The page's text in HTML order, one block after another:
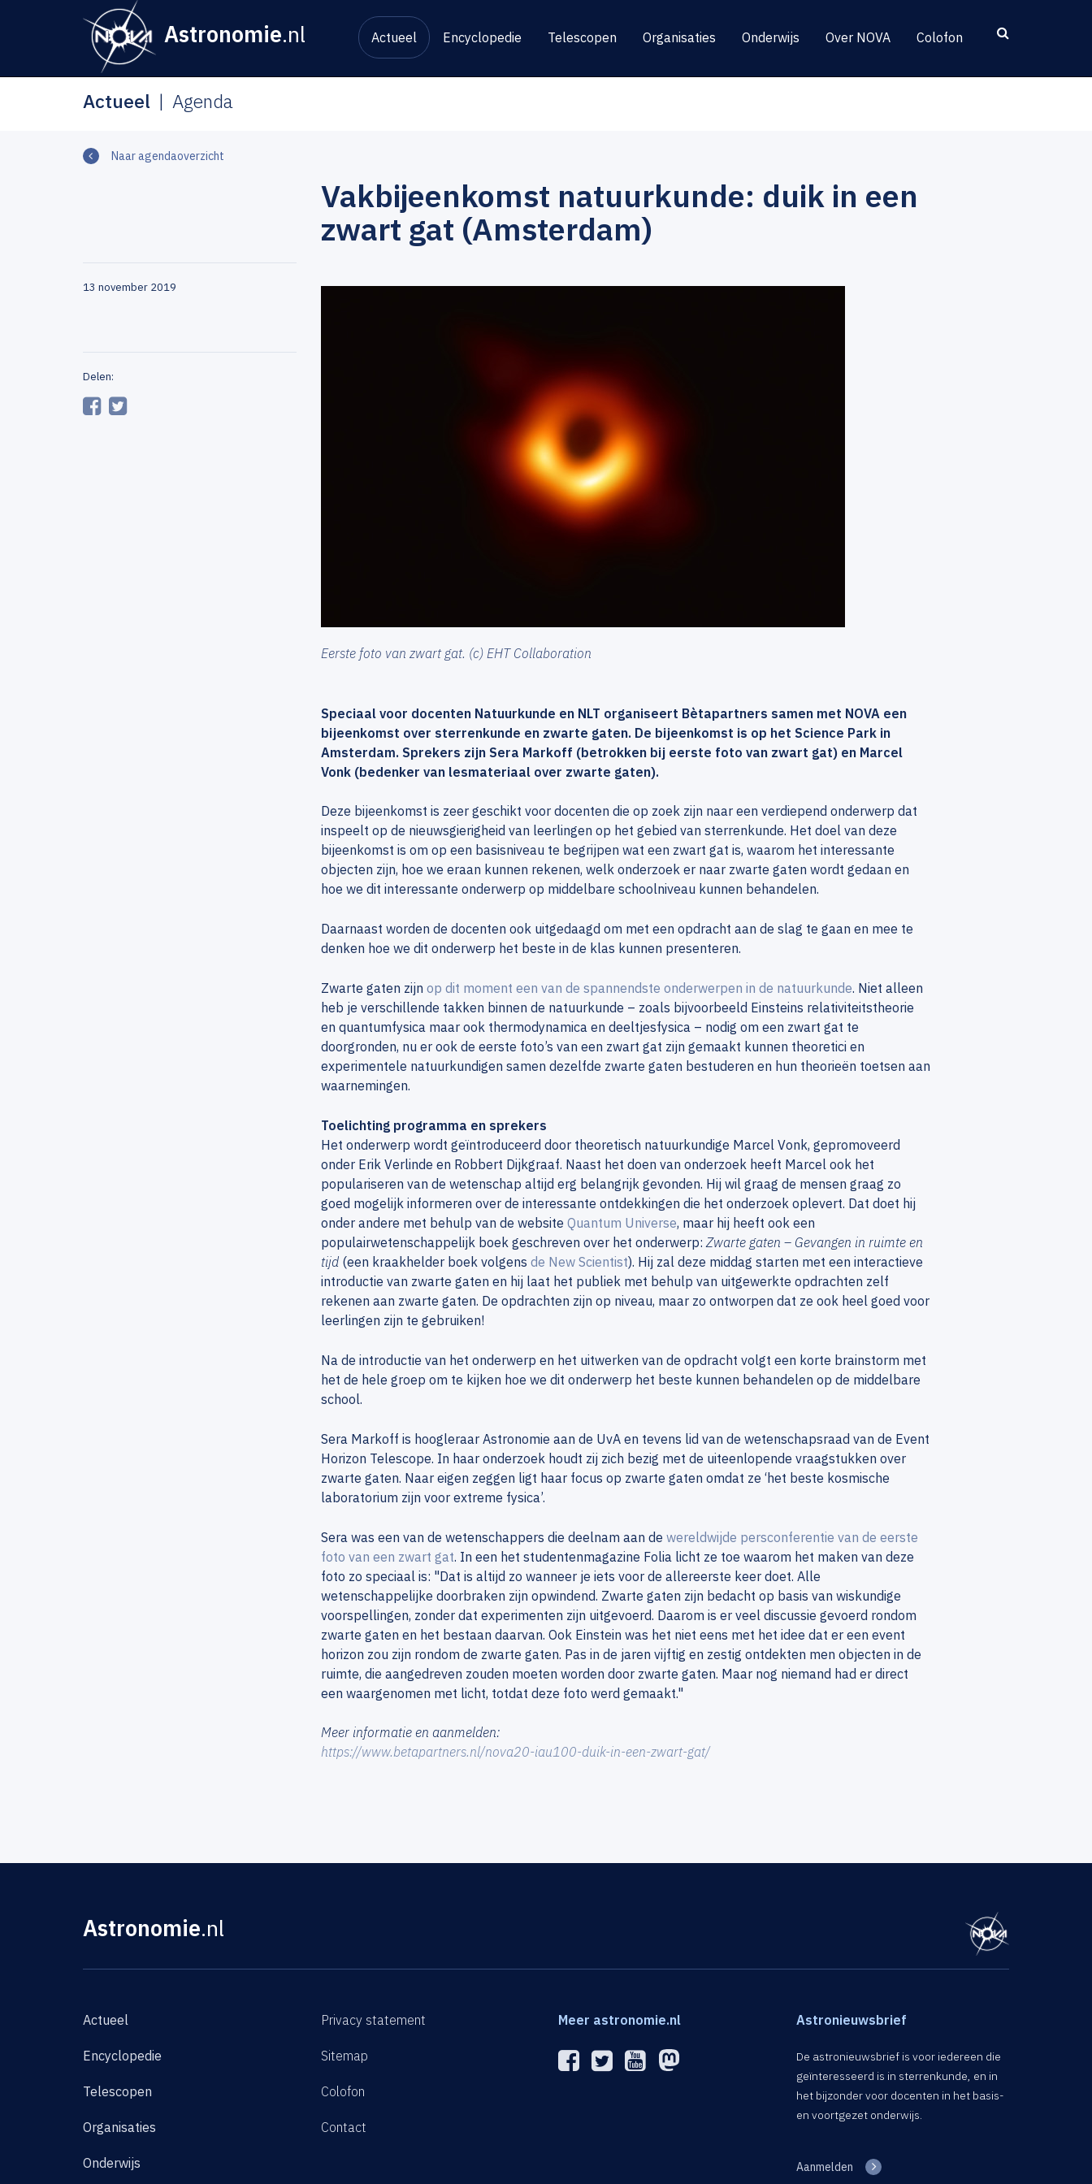
Astronomie.nl Actueel Encyclopedie Telescopen Organisaties Onderwijs Over NOVA Colofon
Actueel Agenda
Naar agendaoverzicht
13 november 2019
Delen:
Vakbijeenkomst natuurkunde: duik in een
zwart gat (Amsterdam)
Eerste foto van zwart gat. (c) EHT Collaboration
Speciaal voor docenten Natuurkunde en NLT organiseert Bètapartners samen met NOVA een
bijeenkomst over sterrenkunde en zwarte gaten. De bijeenkomst is op het Science Park in
Amsterdam. Sprekers zijn Sera Markoff (betrokken bij eerste foto van zwart gat) en Marcel
Vonk (bedenker van lesmateriaal over zwarte gaten).
Deze bijeenkomst is zeer geschikt voor docenten die op zoek zijn naar een verdiepend onderwerp dat
inspeelt op de nieuwsgierigheid van leerlingen op het gebied van sterrenkunde. Het doel van deze
bijeenkomst is om op een basisniveau te begrijpen wat een zwart gat is, waarom het interessante
objecten zijn, hoe we eraan kunnen rekenen, welk onderzoek er naar zwarte gaten wordt gedaan en
hoe we dit interessante onderwerp op middelbare schoolniveau kunnen behandelen.
Daarnaast worden de docenten ook uitgedaagd om met een opdracht aan de slag te gaan en mee te
denken hoe we dit onderwerp het beste in de klas kunnen presenteren.
Zwarte gaten zijn op dit moment een van de spannendste onderwerpen in de natuurkunde. Niet alleen
heb je verschillende takken binnen de natuurkunde – zoals bijvoorbeeld Einsteins relativiteitstheorie
en quantumfysica maar ook thermodynamica en deeltjesfysica – nodig om een zwart gat te
doorgronden, nu er ook de eerste foto’s van een zwart gat zijn gemaakt kunnen theoretici en
experimentele natuurkundigen samen dezelfde zwarte gaten bestuderen en hun theorieën toetsen aan
waarnemingen.
Toelichting programma en sprekers
Het onderwerp wordt geïntroduceerd door theoretisch natuurkundige Marcel Vonk, gepromoveerd
onder Erik Verlinde en Robbert Dijkgraaf. Naast het doen van onderzoek heeft Marcel ook het
populariseren van de wetenschap altijd erg belangrijk gevonden. Hij wil graag de mensen graag zo
goed mogelijk informeren over de interessante ontdekkingen die het onderzoek oplevert. Dat doet hij
onder andere met behulp van de website Quantum Universe, maar hij heeft ook een
populairwetenschappelijk boek geschreven over het onderwerp:Zwarte gaten – Gevangen in ruimte en
tijd(een kraakhelder boek volgens de New Scientist). Hij zal deze middag starten met een interactieve
introductie van zwarte gaten en hij laat het publiek met behulp van uitgewerkte opdrachten zelf
rekenen aan zwarte gaten. De opdrachten zijn op niveau, maar zo ontworpen dat ze ook heel goed voor
leerlingen zijn te gebruiken!
Na de introductie van het onderwerp en het uitwerken van de opdracht volgt een korte brainstorm met
het de hele groep om te kijken hoe we dit onderwerp het beste kunnen behandelen op de middelbare
school.
Sera Markoff is hoogleraar Astronomie aan de UvA en tevens lid van de wetenschapsraad van de Event
Horizon Telescope. In haar onderzoek houdt zij zich bezig met de uiteenlopende vraagstukken over
zwarte gaten. Naar eigen zeggen ligt haar focus op zwarte gaten omdat ze ‘het beste kosmische
laboratorium zijn voor extreme fysica’.
Sera was een van de wetenschappers die deelnam aan de wereldwijde persconferentie van de eerste
foto van een zwart gat. In een het studentenmagazine Folia licht ze toe waarom het maken van deze
foto zo speciaal is: "Dat is altijd zo wanneer je iets voor de allereerste keer doet. Alle
wetenschappelijke doorbraken zijn opwindend. Zwarte gaten zijn bedacht op basis van wiskundige
voorspellingen, zonder dat experimenten zijn uitgevoerd. Daarom is er veel discussie gevoerd rondom
zwarte gaten en het bestaan daarvan. Ook Einstein was het niet eens met het idee dat er een event
horizon zou zijn rondom de zwarte gaten. Pas in de jaren vijftig en zestig ontdekten men objecten in de
ruimte, die aangedreven zouden moeten worden door zwarte gaten. Maar nog niemand had er direct
een waargenomen met licht, totdat deze foto werd gemaakt."
Meer informatie en aanmelden:
https://www.betapartners.nl/nova20-iau100-duik-in-een-zwart-gat/
Astronomie.nl
Actueel
Encyclopedie
Telescopen
Organisaties
Onderwijs
Privacy statement
Sitemap
Colofon
Contact
Meer astronomie.nl Astronieuwsbrief
De astronieuwsbrief is voor iedereen die
geïnteresseerd is in sterrenkunde, en in
het bijzonder voor docenten in het basis-
en voortgezet onderwijs.
Aanmelden